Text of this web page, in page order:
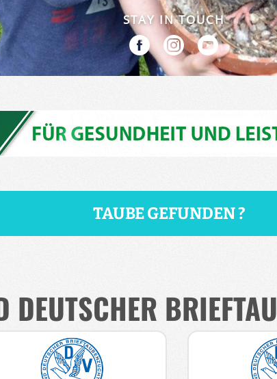
STAY IN TOUCH
TAUBE GEFUNDEN ?
DEUTSCHER